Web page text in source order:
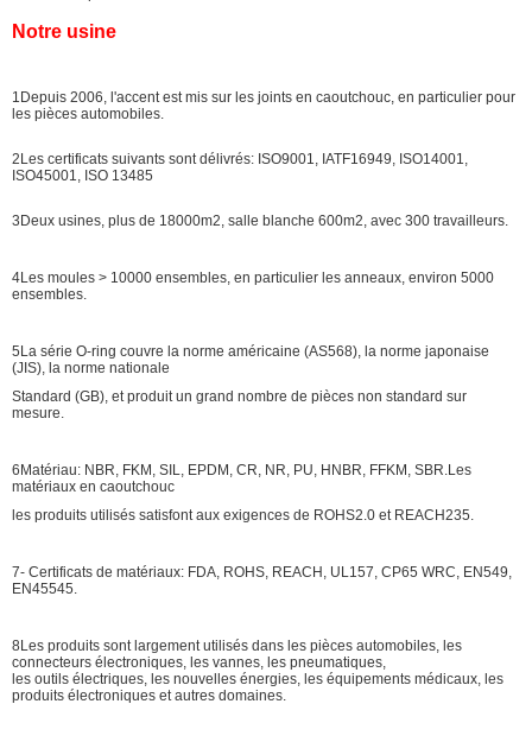
Notre usine
1Depuis 2006, l'accent est mis sur les joints en caoutchouc, en particulier pour
les pièces automobiles.
2Les certificats suivants sont délivrés: ISO9001, IATF16949, ISO14001,
ISO45001, ISO 13485
3Deux usines, plus de 18000m2, salle blanche 600m2, avec 300 travailleurs.
4Les moules > 10000 ensembles, en particulier les anneaux, environ 5000
ensembles.
5La série O-ring couvre la norme américaine (AS568), la norme japonaise
(JIS), la norme nationale
Standard (GB), et produit un grand nombre de pièces non standard sur
mesure.
6Matériau: NBR, FKM, SIL, EPDM, CR, NR, PU, HNBR, FFKM, SBR.Les
matériaux en caoutchouc
les produits utilisés satisfont aux exigences de ROHS2.0 et REACH235.
7- Certificats de matériaux: FDA, ROHS, REACH, UL157, CP65 WRC, EN549,
EN45545.
8Les produits sont largement utilisés dans les pièces automobiles, les
connecteurs électroniques, les vannes, les pneumatiques,
les outils électriques, les nouvelles énergies, les équipements médicaux, les
produits électroniques et autres domaines.